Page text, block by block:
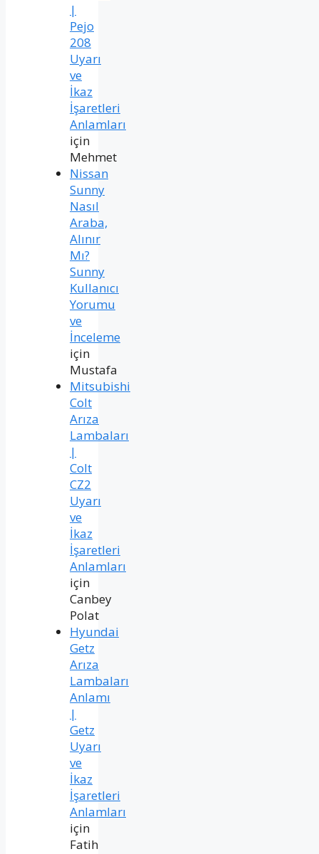
|
Pejo
208
Uyarı
ve
İkaz
İşaretleri
Anlamları
için
Mehmet
Nissan
Sunny
Nasıl
Araba,
Alınır
Mı?
Sunny
Kullanıcı
Yorumu
ve
İnceleme
için
Mustafa
Mitsubishi
Colt
Arıza
Lambaları
|
Colt
CZ2
Uyarı
ve
İkaz
İşaretleri
Anlamları
için
Canbey
Polat
Hyundai
Getz
Arıza
Lambaları
Anlamı
|
Getz
Uyarı
ve
İkaz
İşaretleri
Anlamları
için
Fatih